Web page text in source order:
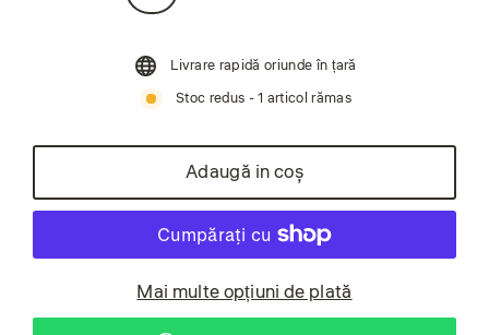
Livrare rapidă oriunde în țară
Stoc redus - 1 articol rămas
Adaugă in coş
Mai multe opțiuni de plată